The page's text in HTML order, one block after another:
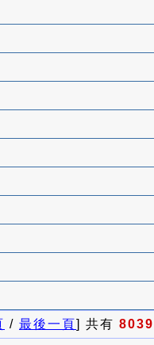
/ 最後一頁] 共有 8039